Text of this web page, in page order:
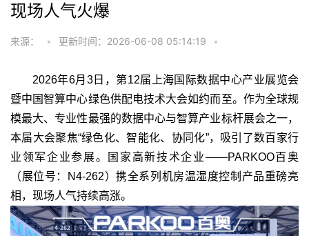
现场人气火爆
来源： • 更新时间：2026-06-08 05:14:19 •
2026年6月3日，第12届上海国际数据中心产业展览会
暨中国智算中心绿色供配电技术大会如约而至。作为全球规
模最大、专业性最强的数据中心与智算产业标杆展会之一，
本届大会聚焦“绿色化、智能化、协同化”，吸引了数百家行
业领军企业参展。国家高新技术企业——PARKOO百奥
（展位号：N4-262）携全系列机房温湿度控制产品重磅亮
相，现场人气持续高涨。